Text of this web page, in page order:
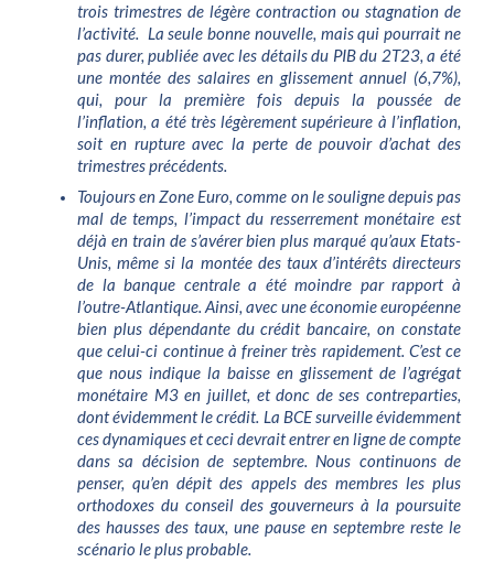
trois trimestres de légère contraction ou stagnation de
l’activité. La seule bonne nouvelle, mais qui pourrait ne
pas durer, publiée avec les détails du PIB du 2T23, a été
une montée des salaires en glissement annuel (6,7%),
qui, pour la première fois depuis la poussée de
l’inflation, a été très légèrement supérieure à l’inflation,
soit en rupture avec la perte de pouvoir d’achat des
trimestres précédents.
Toujours en Zone Euro, comme on le souligne depuis pas
mal de temps, l’impact du resserrement monétaire est
déjà en train de s’avérer bien plus marqué qu’aux Etats-
Unis, même si la montée des taux d’intérêts directeurs
de la banque centrale a été moindre par rapport à
l’outre-Atlantique. Ainsi, avec une économie européenne
bien plus dépendante du crédit bancaire, on constate
que celui-ci continue à freiner très rapidement. C’est ce
que nous indique la baisse en glissement de l’agrégat
monétaire M3 en juillet, et donc de ses contreparties,
dont évidemment le crédit. La BCE surveille évidemment
ces dynamiques et ceci devrait entrer en ligne de compte
dans sa décision de septembre. Nous continuons de
penser, qu’en dépit des appels des membres les plus
orthodoxes du conseil des gouverneurs à la poursuite
des hausses des taux, une pause en septembre reste le
scénario le plus probable.